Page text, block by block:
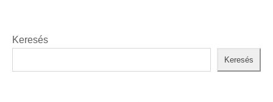
Keresés
Keresés